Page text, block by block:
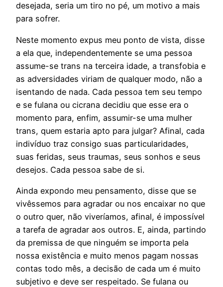
desejada, seria um tiro no pé, um motivo a mais
para sofrer.
Neste momento expus meu ponto de vista, disse
a ela que, independentemente se uma pessoa
assume-se trans na terceira idade, a transfobia e
as adversidades viriam de qualquer modo, não a
isentando de nada. Cada pessoa tem seu tempo
e se fulana ou cicrana decidiu que esse era o
momento para, enfim, assumir-se uma mulher
trans, quem estaria apto para julgar? Afinal, cada
indivíduo traz consigo suas particularidades,
suas feridas, seus traumas, seus sonhos e seus
desejos. Cada pessoa sabe de si.
Ainda expondo meu pensamento, disse que se
vivêssemos para agradar ou nos encaixar no que
o outro quer, não viveríamos, afinal, é impossível
a tarefa de agradar aos outros. E, ainda, partindo
da premissa de que ninguém se importa pela
nossa existência e muito menos pagam nossas
contas todo mês, a decisão de cada um é muito
subjetivo e deve ser respeitado. Se fulana ou